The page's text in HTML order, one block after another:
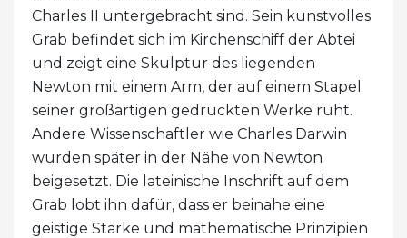
Charles II untergebracht sind. Sein kunstvolles
Grab befindet sich im Kirchenschiff der Abtei
und zeigt eine Skulptur des liegenden
Newton mit einem Arm, der auf einem Stapel
seiner großartigen gedruckten Werke ruht.
Andere Wissenschaftler wie Charles Darwin
wurden später in der Nähe von Newton
beigesetzt. Die lateinische Inschrift auf dem
Grab lobt ihn dafür, dass er beinahe eine
geistige Stärke und mathematische Prinzipien